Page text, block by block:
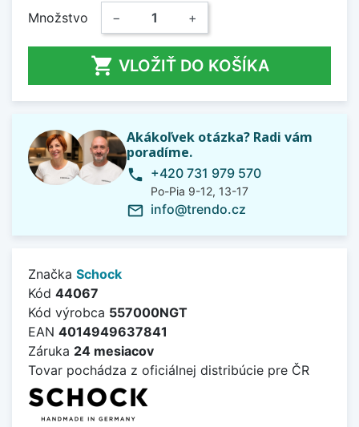
Množstvo − +
 VLOŽIŤ DO KOŠÍKA
Akákoľvek otázka? Radi vám
poradíme.
phone +420 731 979 570
Po-Pia 9-12, 13-17
mail_outline info@trendo.cz
Značka Schock
Kód 44067
Kód výrobca 557000NGT
EAN 4014949637841
Záruka 24 mesiacov
Tovar pochádza z oficiálnej distribúcie pre ČR